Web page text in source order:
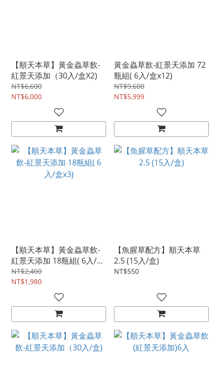
【順天本草】黃金蟲草飲-
紅景天添加（30入/盒X2)
NT$6,600
NT$6,000
黃金蟲草飲-紅景天添加 72
瓶組( 6入/盒x12)
NT$9,600
NT$5,999
【順天本草】黃金蟲草飲-
紅景天添加 18瓶組( 6入/盒
x3)
NT$2,400
NT$1,980
【魚腥草配方】順天本草
2.5 (15入/盒)
NT$550